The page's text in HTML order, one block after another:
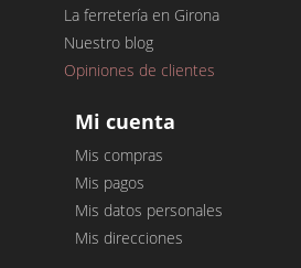
La ferretería en Girona
Nuestro blog
Opiniones de clientes
Mi cuenta
Mis compras
Mis pagos
Mis datos personales
Mis direcciones